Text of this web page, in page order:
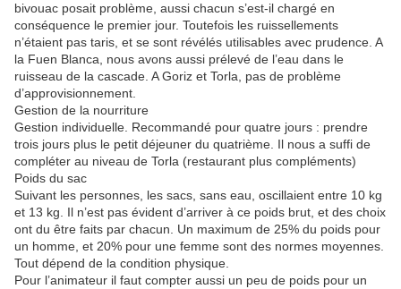
bivouac posait problème, aussi chacun s’est-il chargé en
conséquence le premier jour. Toutefois les ruissellements
n’étaient pas taris, et se sont révélés utilisables avec prudence. A
la Fuen Blanca, nous avons aussi prélevé de l’eau dans le
ruisseau de la cascade. A Goriz et Torla, pas de problème
d’approvisionnement.
Gestion de la nourriture
Gestion individuelle. Recommandé pour quatre jours : prendre
trois jours plus le petit déjeuner du quatrième. Il nous a suffi de
compléter au niveau de Torla (restaurant plus compléments)
Poids du sac
Suivant les personnes, les sacs, sans eau, oscillaient entre 10 kg
et 13 kg. Il n’est pas évident d’arriver à ce poids brut, et des choix
ont du être faits par chacun. Un maximum de 25% du poids pour
un homme, et 20% pour une femme sont des normes moyennes.
Tout dépend de la condition physique.
Pour l’animateur il faut compter aussi un peu de poids pour un